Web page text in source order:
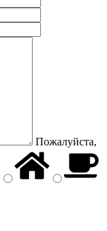
Пожалуйста,